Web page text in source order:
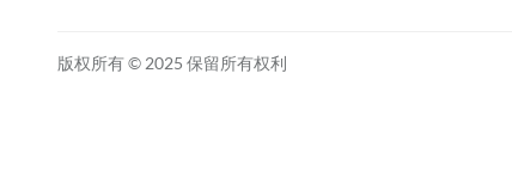
版权所有 © 2025 保留所有权利